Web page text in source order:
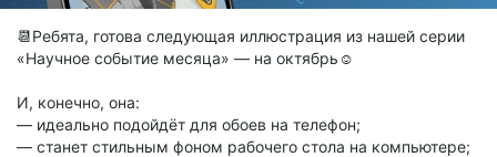
📆Ребята, готова следующая иллюстрация из нашей серии
«Научное событие месяца» — на октябрь☺️
И, конечно, она:
— идеально подойдёт для обоев на телефон;
— станет стильным фоном рабочего стола на компьютере;